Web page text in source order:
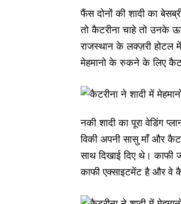
फैंस दोनों की शादी का
तो कैटरीना चाहे तो उनके
राजस्थान के लक्ज़री होटल
मेहमानो के रुकने के लिए
नकी शादी का पूरा वेडिंग
विकी अपनी सासु माँ और
साथ दिखाई दिए थे। काफी
काफी एक्साइटमेंट है और वे